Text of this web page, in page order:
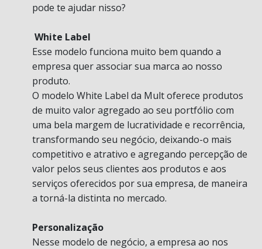
pode te ajudar nisso?
White Label
Esse modelo funciona muito bem quando a
empresa quer associar sua marca ao nosso
produto.
O modelo White Label da Mult oferece produtos
de muito valor agregado ao seu portfólio com
uma bela margem de lucratividade e recorrência,
transformando seu negócio, deixando-o mais
competitivo e atrativo e agregando percepção de
valor pelos seus clientes aos produtos e aos
serviços oferecidos por sua empresa, de maneira
a torná-la distinta no mercado.
Personalização
Nesse modelo de negócio, a empresa ao nos